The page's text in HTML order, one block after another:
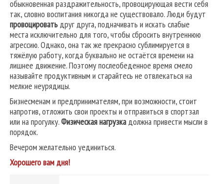
обыкновенная раздражительность, провоцирующая вести себя
так, словно воспитания никогда не существовало. Люди будут
провоцировать друг друга, подначивать и искать слабые
места исключительно для того, чтобы сбросить внутреннюю
агрессию. Однако, она так же прекрасно сублимируется в
тяжёлую работу, когда буквально не остаётся времени на
лишнее движение. Поэтому послеобеденное время смело
называйте продуктивным и старайтесь не отвлекаться на
мелкие неурядицы.
Бизнесменам и предпринимателям, при возможности, стоит
напротив, отложить свои проекты и отправиться в спортзал
или на прогулку.Физическая нагрузка должна привести мысли в
порядок.
Вечером желательно уединиться.
Хорошего вам дня!